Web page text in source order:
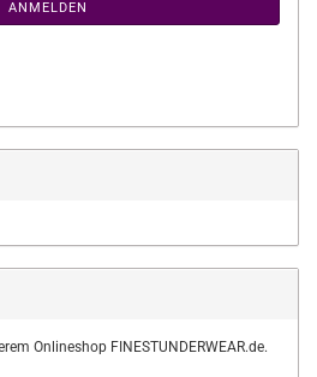
ANMELDEN
Onlineshop FINESTUNDERWEAR.de.